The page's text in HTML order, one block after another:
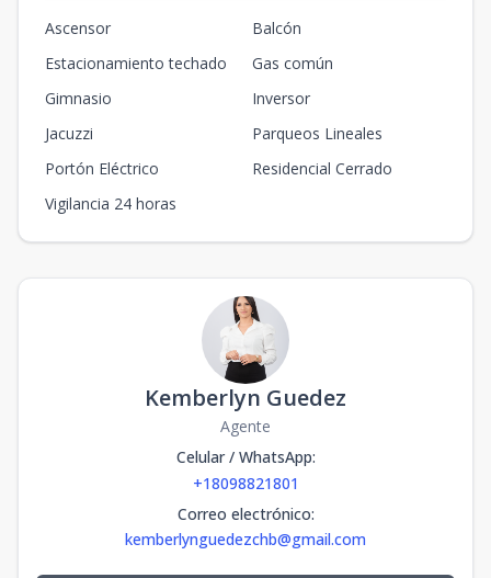
Ascensor
Balcón
Estacionamiento techado
Gas común
Gimnasio
Inversor
Jacuzzi
Parqueos Lineales
Portón Eléctrico
Residencial Cerrado
Vigilancia 24 horas
Kemberlyn Guedez
Agente
Celular / WhatsApp:
+18098821801
Correo electrónico:
kemberlynguedezchb@gmail.com